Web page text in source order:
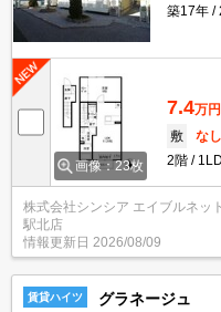
築17年
画像：23枚
7.4万円
敷
なし
2階
株式会社シンシア エイブルネッ
駅北店
情報更新日 2026/08/09
賃貸ハイツ グラネージュ